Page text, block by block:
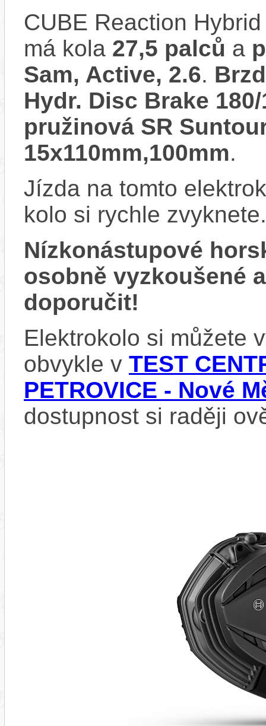
CUBE Reaction
má kola 27,5 palců a
Sam, Active, 2.6.
Hydr. Disc Brake
pružinová SR
15x110mm,100mm.
Jízda na tomto
kolo si rychle zvyknete.
Nízkonástupové
osobně vyzkoušené
doporučit!
Elektrokolo si můžete
obvykle v TEST
PETROVICE - Nové
dostupnost si raději